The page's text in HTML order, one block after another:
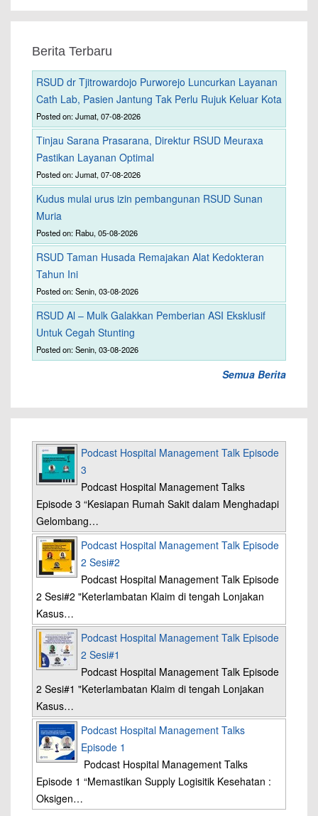
Berita Terbaru
RSUD dr Tjitrowardojo Purworejo Luncurkan Layanan
Cath Lab, Pasien Jantung Tak Perlu Rujuk Keluar Kota
Posted on: Jumat, 07-08-2026
Tinjau Sarana Prasarana, Direktur RSUD Meuraxa
Pastikan Layanan Optimal
Posted on: Jumat, 07-08-2026
Kudus mulai urus izin pembangunan RSUD Sunan
Muria
Posted on: Rabu, 05-08-2026
RSUD Taman Husada Remajakan Alat Kedokteran
Tahun Ini
Posted on: Senin, 03-08-2026
RSUD Al – Mulk Galakkan Pemberian ASI Eksklusif
Untuk Cegah Stunting
Posted on: Senin, 03-08-2026
Semua Berita
Podcast Hospital Management Talk Episode
3
Podcast Hospital Management Talks
Episode 3 “Kesiapan Rumah Sakit dalam Menghadapi
Gelombang…
Podcast Hospital Management Talk Episode
2 Sesi#2
Podcast Hospital Management Talk Episode
2 Sesi#2 "Keterlambatan Klaim di tengah Lonjakan
Kasus…
Podcast Hospital Management Talk Episode
2 Sesi#1
Podcast Hospital Management Talk Episode
2 Sesi#1 "Keterlambatan Klaim di tengah Lonjakan
Kasus…
Podcast Hospital Management Talks
Episode 1
Podcast Hospital Management Talks
Episode 1 “Memastikan Supply Logisitik Kesehatan :
Oksigen…